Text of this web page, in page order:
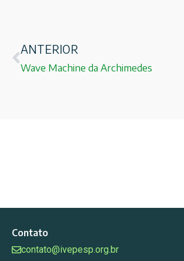
ANTERIOR
Wave Machine da Archimedes
Contato
contato@ivepesp.org.br